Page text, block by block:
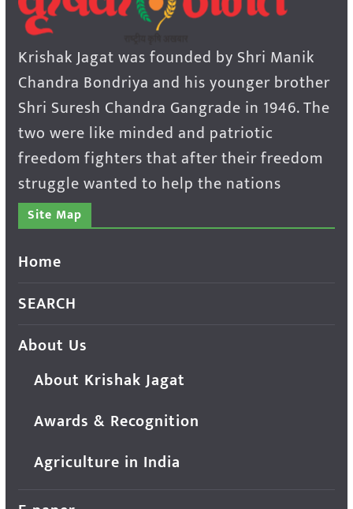
Krishak Jagat was founded by Shri Manik
Chandra Bondriya and his younger brother
Shri Suresh Chandra Gangrade in 1946. The
two were like minded and patriotic
freedom fighters that after their freedom
struggle wanted to help the nations
Site Map
Home
SEARCH
About Us
About Krishak Jagat
Awards & Recognition
Agriculture in India